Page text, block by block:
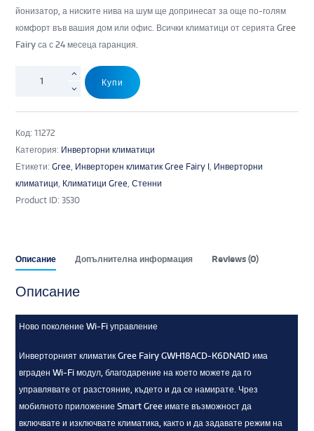
йонизатор, а ниските нива на шум ще допринесат за още по-голям
комфорт във вашия дом или офис. Всички климатици от серията Gree
Fairy са с 24 месеца гаранция.
Купи
Код:11272
Категория: Инверторни климатици
Етикети:Gree, Инверторен климатик Gree Fairy I, Инверторни
климатици, Климатици Gree,Стенни
Product ID:3530
Описание Допълнителна информация Reviews (0)
Описание
Ново поколение Wi-Fi управление
Инверторният климатик Gree Fairy GWH18ACD-K6DNA1D има
вграден Wi-Fi модул, благодарение на което можете да го
управлявате от разстояние, където и да се намирате. Чрез
мобилното приложение Smart Gree имате възможност да
включвате и изключвате климатика, както и да задавате режим на